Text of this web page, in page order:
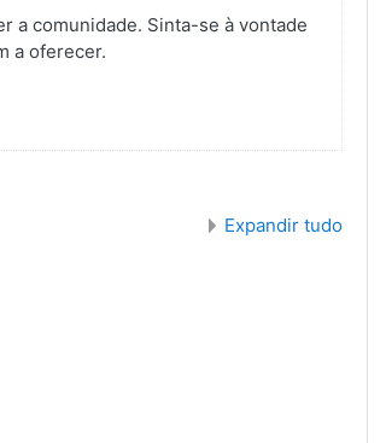
a comunidade. Sinta-se à vontade
a oferecer.
Expandir tudo